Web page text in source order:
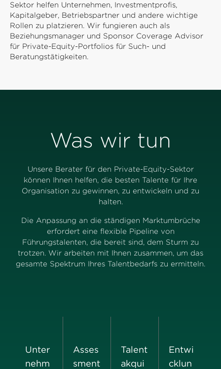
Sektor helfen Unternehmen, Investmentprofis,
Kapitalgeber, Betriebspartner und andere wichtige
Rollen zu platzieren. Wir fungieren auch als
Beziehungsmanager und Sponsor Coverage Advisor
für Private-Equity-Portfolios für Such- und
Beratungstätigkeiten.
Was wir tun
Unsere Berater für den Private-Equity-Sektor
können Ihnen helfen, die besten Talente für Ihre
Organisation zu gewinnen, zu entwickeln und zu
halten.
Die Anpassung an die ständigen Marktumbrüche
erfordert eine flexible Pipeline von
Führungstalenten, die bereit sind, dem Sturm zu
trotzen. Wir arbeiten mit Ihnen zusammen, um das
gesamte Spektrum Ihres Talentbedarfs zu ermitteln.
Unter
nehm
Asses
sment
Talent
akqui
Entwi
cklun